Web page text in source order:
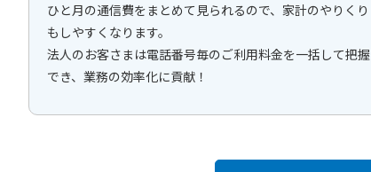
ひと月の通信費をまとめて見られるので、家計のやりくり
もしやすくなります。
法人のお客さまは電話番号毎のご利用料金を一括して把握
でき、業務の効率化に貢献！